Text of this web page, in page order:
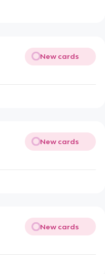
New cards
New cards
New cards